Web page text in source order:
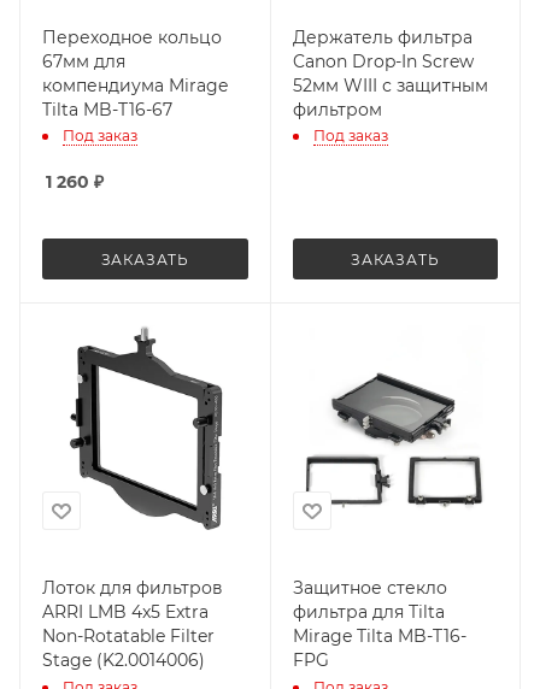
Переходное кольцо
67мм для
компендиума Mirage
Tilta MB-T16-67
Под заказ
1 260 ₽
ЗАКАЗАТЬ
Держатель фильтра
Canon Drop-In Screw
52мм WIII с защитным
фильтром
Под заказ
ЗАКАЗАТЬ
Лоток для фильтров
ARRI LMB 4x5 Extra
Non-Rotatable Filter
Stage (K2.0014006)
Защитное стекло
фильтра для Tilta
Mirage Tilta MB-T16-
FPG